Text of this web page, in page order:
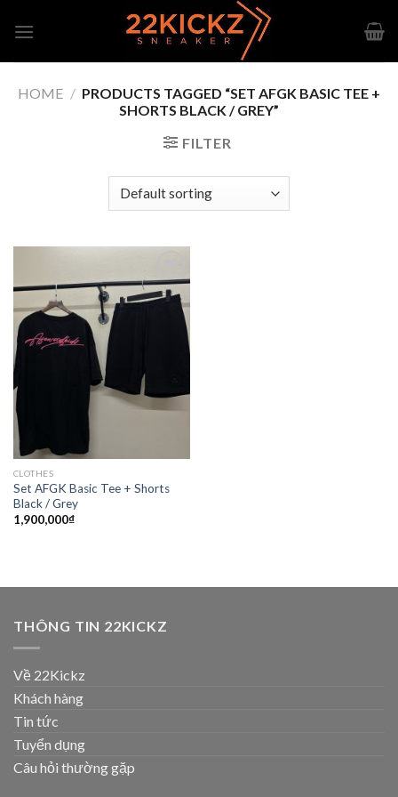
HOME / PRODUCTS TAGGED “SET AFGK BASIC TEE +
SHORTS BLACK / GREY”
FILTER
Add to
wishlist
CLOTHES
Set AFGK Basic Tee + Shorts
Black / Grey
1,900,000₫
THÔNG TIN 22KICKZ
Về 22Kickz
Khách hàng
Tin tức
Tuyển dụng
Câu hỏi thường gặp